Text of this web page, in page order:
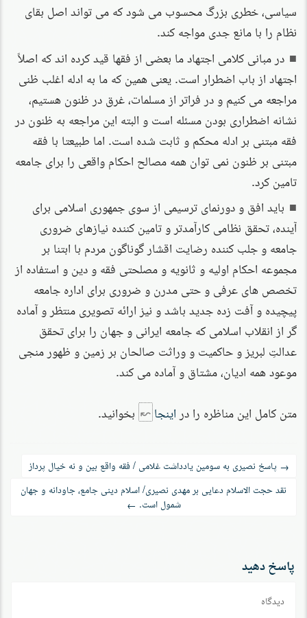
سیاسی، خطری بزرگ محسوب می شود که می تواند اصل بقای
نظام را با مانع جدی مواجه کند.
در مبانی کلامی اجتهاد ما بعضی از فقها قید کرده اند که اصلاً
اجتهاد از باب اضطرار است. یعنی همین که ما به ادله اغلب ظنی
مراجعه می کنیم و در فراتر از مسلمات، غرق در ظنون هستیم،
نشانه اضطراری بودن مسئله است و البته این مراجعه به ظنون در
فقه مبتنی بر ادله محکم و ثابت شده است. اما طبیعتا با فقه
مبتنی بر ظنون نمی توان همه مصالح احکام واقعی را برای جامعه
تامین کرد.
باید افق و دورنمای ترسیمی از سوی جمهوری اسلامی برای
آینده، تحقق نظامی کارآمدتر و تامین کننده نیازهای ضروری
جامعه و جلب کننده رضایت اقشار گوناگون مردم با ابتنا بر
مجموعه احکام اولیه و ثانویه و مصلحتی فقه و دین و استفاده از
تخصص های عرفی و حتی مدرن و ضروری برای اداره جامعه
پیچیده و آفت زده جدید باشد و نیز ارائه تصویری منتظر و آماده
گر از انقلاب اسلامی که جامعه ایرانی و جهان را برای تحقق
عدالتِ لبریز و حاکمیت و وراثت صالحان بر زمین و ظهور منجی
موعود همه ادیان، مشتاق و آماده می کند.
متن کامل این مناظره را در اینجا بخوانید.
راه‌بری
نوشته
→ پاسخ نصیری به سومین یادداشت غلامی / فقه واقع بین و نه خیال پرداز
نقد حجت الاسلام دعایی بر مهدی نصیری/ اسلام دینی جامع، جاودانه و جهان
شمول است. ←
پاسخ دهید